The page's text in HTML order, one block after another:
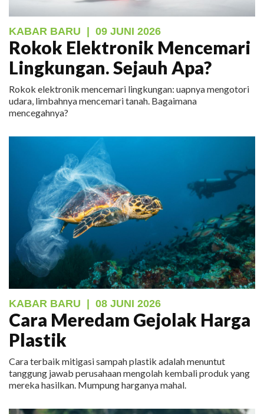
KABAR BARU 09 JUNI 2026
Rokok Elektronik Mencemari
Lingkungan. Sejauh Apa?
Rokok elektronik mencemari lingkungan: uapnya mengotori
udara, limbahnya mencemari tanah. Bagaimana
mencegahnya?
KABAR BARU 08 JUNI 2026
Cara Meredam Gejolak Harga
Plastik
Cara terbaik mitigasi sampah plastik adalah menuntut
tanggung jawab perusahaan mengolah kembali produk yang
mereka hasilkan. Mumpung harganya mahal.